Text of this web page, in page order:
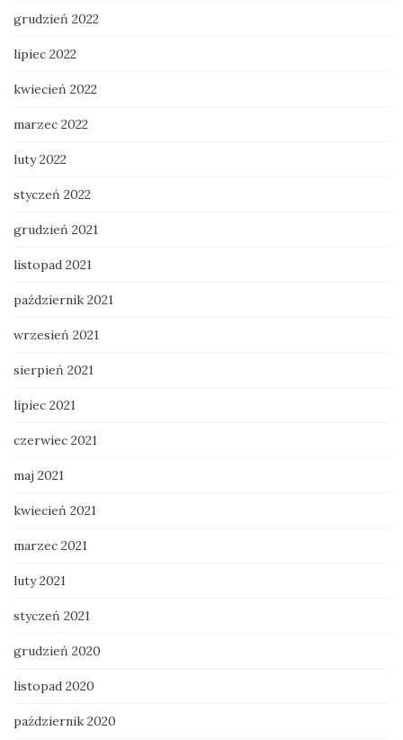
grudzień 2022
lipiec 2022
kwiecień 2022
marzec 2022
luty 2022
styczeń 2022
grudzień 2021
listopad 2021
październik 2021
wrzesień 2021
sierpień 2021
lipiec 2021
czerwiec 2021
maj 2021
kwiecień 2021
marzec 2021
luty 2021
styczeń 2021
grudzień 2020
listopad 2020
październik 2020